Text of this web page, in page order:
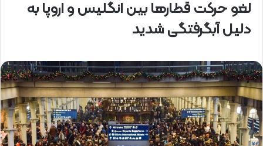
لغو حرکت قطارها بین انگلیس و اروپا به
دلیل آبگرفتگی شدید